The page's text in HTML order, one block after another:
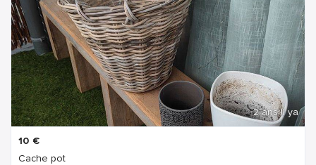
2 ans Il ya
10 €
Cache pot